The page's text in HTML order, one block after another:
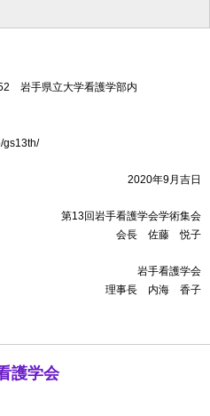
岩手県立大学看護学部内
gs13th/
2020年9月吉日
第13回岩手看護学会学術集会
会長 佐藤 悦子
岩手看護学会
理事長 内海 香子
護学会